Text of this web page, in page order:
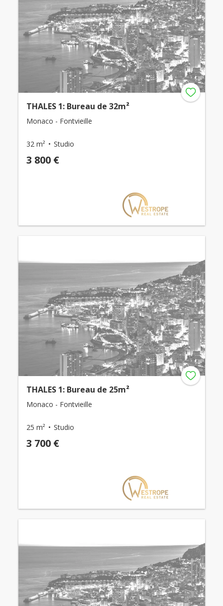
THALES 1: Bureau de 32m²
Monaco - Fontvieille
32 m² Studio
3 800 €
THALES 1: Bureau de 25m²
Monaco - Fontvieille
25 m² Studio
3 700 €